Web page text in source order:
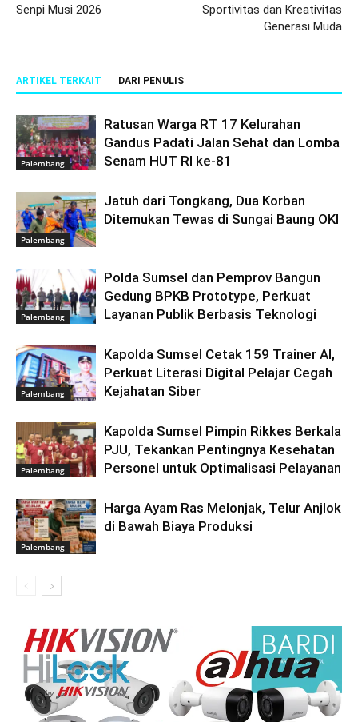
Senpi Musi 2026
Sportivitas dan Kreativitas
Generasi Muda
ARTIKEL TERKAIT DARI PENULIS
Palembang
Ratusan Warga RT 17 Kelurahan
Gandus Padati Jalan Sehat dan Lomba
Senam HUT RI ke-81
Palembang
Jatuh dari Tongkang, Dua Korban
Ditemukan Tewas di Sungai Baung OKI
Palembang
Polda Sumsel dan Pemprov Bangun
Gedung BPKB Prototype, Perkuat
Layanan Publik Berbasis Teknologi
Palembang
Kapolda Sumsel Cetak 159 Trainer AI,
Perkuat Literasi Digital Pelajar Cegah
Kejahatan Siber
Palembang
Kapolda Sumsel Pimpin Rikkes Berkala
PJU, Tekankan Pentingnya Kesehatan
Personel untuk Optimalisasi Pelayanan
Palembang
Harga Ayam Ras Melonjak, Telur Anjlok
di Bawah Biaya Produksi